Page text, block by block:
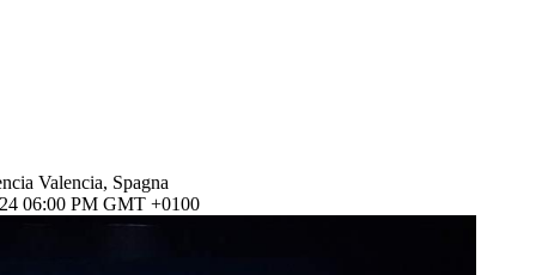
Valencia, Spagna
06:00 PM GMT +0100